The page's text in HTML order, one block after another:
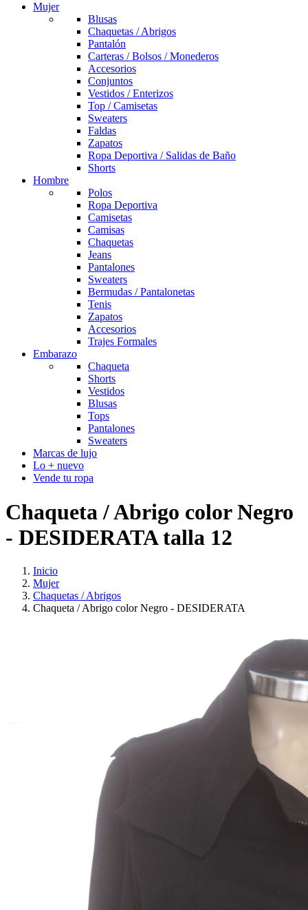
Mujer
Blusas
Chaquetas / Abrigos
Pantalón
Carteras / Bolsos / Monederos
Accesorios
Conjuntos
Vestidos / Enterizos
Top / Camisetas
Sweaters
Faldas
Zapatos
Ropa Deportiva / Salidas de Baño
Shorts
Hombre
Polos
Ropa Deportiva
Camisetas
Camisas
Chaquetas
Jeans
Pantalones
Sweaters
Bermudas / Pantalonetas
Tenis
Zapatos
Accesorios
Trajes Formales
Embarazo
Chaqueta
Shorts
Vestidos
Blusas
Tops
Pantalones
Sweaters
Marcas de lujo
Lo + nuevo
Vende tu ropa
Chaqueta / Abrigo color Negro
- DESIDERATA talla 12
Inicio
Mujer
Chaquetas / Abrigos
Chaqueta / Abrigo color Negro - DESIDERATA